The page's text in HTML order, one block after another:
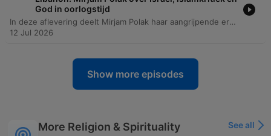
God in oorlogstijd
In deze aflevering deelt Mirjam Polak haar aangrijpende ervaringen met de cultuurschok en de trauma's die zij ervoer na haar terugkeer uit Libanon naar Nederland. Ze bespreekt de extreme contrasten tussen de chaos en economische instabiliteit in Libanon — getekend door de havenexplosie van Beirut — en de georganiseerde, maar voor haar soms spiritueel lege, Nederlandse samenleving. Het gesprek verdiept zich in Mirjam's persoonlijke transitie, van haar religieuze opvoeding in Zeeland tot haar werk als counselor en het oprichten van de 'The Light of Dawn Foundation'. Daarnaast reflecteert ze op complexe thema's zoals politieke polarisatie, de rol van Hezbollah en haar visie op het Israëlisch-Palestijnse conflict, waarbij ze waarschuwt voor een theologische blinde vlek binnen Nederlandse christelijke kringen.
12 Jul 2026
Show more episodes
More Religion & Spirituality
See all